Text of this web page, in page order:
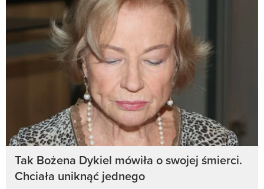
Tak Bożena Dykiel mówiła o swojej śmierci.
Chciała uniknąć jednego